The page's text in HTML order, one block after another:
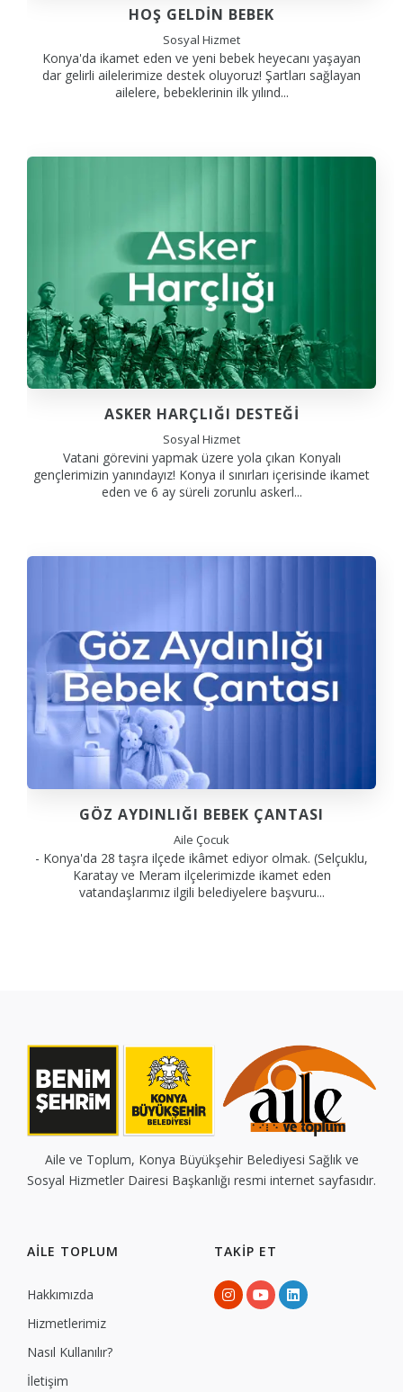
HOŞ GELDİN BEBEK
Sosyal Hizmet
Konya'da ikamet eden ve yeni bebek heyecanı yaşayan
dar gelirli ailelerimize destek oluyoruz! Şartları sağlayan
ailelere, bebeklerinin ilk yılınd...
ASKER HARÇLIĞI DESTEĞİ
Sosyal Hizmet
Vatani görevini yapmak üzere yola çıkan Konyalı
gençlerimizin yanındayız! Konya il sınırları içerisinde ikamet
eden ve 6 ay süreli zorunlu askerl...
GÖZ AYDINLIĞI BEBEK ÇANTASI
Aile Çocuk
- Konya'da 28 taşra ilçede ikâmet ediyor olmak. (Selçuklu,
Karatay ve Meram ilçelerimizde ikamet eden
vatandaşlarımız ilgili belediyelere başvuru...
Aile ve Toplum, Konya Büyükşehir Belediyesi Sağlık ve
Sosyal Hizmetler Dairesi Başkanlığı resmi internet sayfasıdır.
AILE TOPLUM
Hakkımızda
Hizmetlerimiz
Nasıl Kullanılır?
İletişim
TAKİP ET